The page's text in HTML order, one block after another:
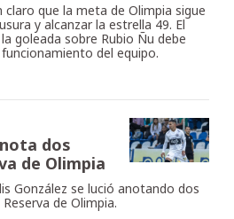
que la meta de Olimpia sigue
y alcanzar la estrella 49. El
goleada sobre Rubio Ñu debe
del equipo.
dos
de Olimpia
González se lució anotando dos
de Olimpia.